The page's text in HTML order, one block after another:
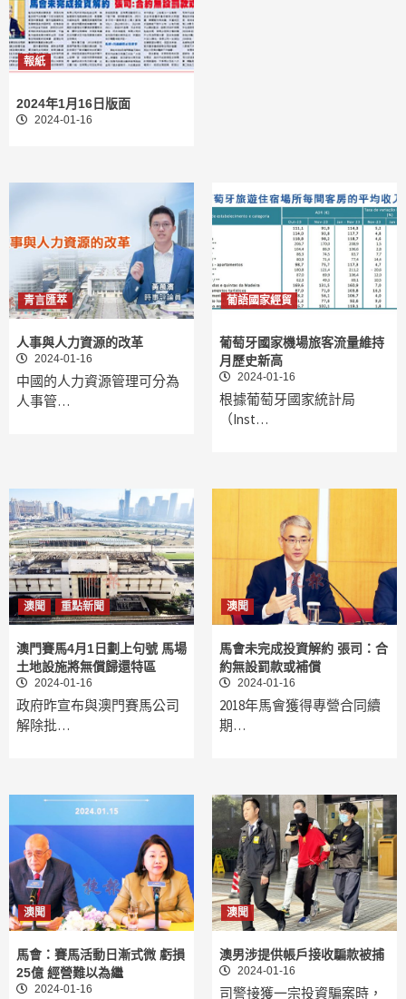
報紙
2024年1月16日版面
2024-01-16
青言匯萃
人事與人力資源的改革
2024-01-16
中國的人力資源管理可分為
人事管…
葡語國家經貿
葡萄牙國家機場旅客流量維持
月歷史新高
2024-01-16
根據葡萄牙國家統計局
（Inst…
澳聞 重點新聞
澳門賽馬4月1日劃上句號 馬場
土地設施將無償歸還特區
2024-01-16
政府昨宣布與澳門賽馬公司
解除批…
澳聞
馬會未完成投資解約 張司：合
約無設罰款或補償
2024-01-16
2018年馬會獲得專營合同續
期…
澳聞
馬會：賽馬活動日漸式微 虧損
25億 經營難以為繼
2024-01-16
澳聞
澳男涉提供帳戶接收騙款被捕
2024-01-16
司警接獲一宗投資騙案時，